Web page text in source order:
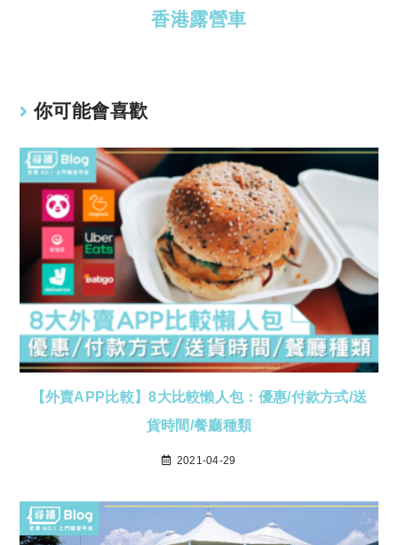
香港露營車
你可能會喜歡
【外賣APP比較】8大比較懶人包：優惠/付款方式/送
貨時間/餐廳種類
2021-04-29